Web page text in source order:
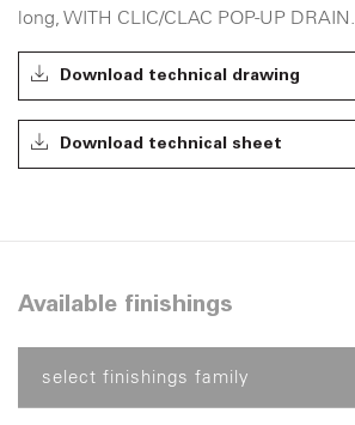
long, WITH CLIC/CLAC POP-UP DRAIN.
Download technical drawing
Download technical sheet
Available finishings
select finishings family